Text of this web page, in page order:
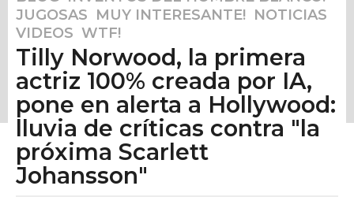
0
m
e
s
e
s
g
o
1
JUGOSAS ,MUY INTERESANTE! ,NOTICIAS
VIDEOS ,WTF!
Tilly Norwood, la primera
actriz 100% creada por IA,
pone en alerta a Hollywood:
lluvia de críticas contra "la
próxima Scarlett
Johansson"